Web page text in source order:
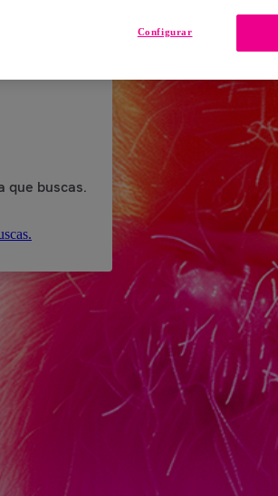
POR
que buscas.
Configurar